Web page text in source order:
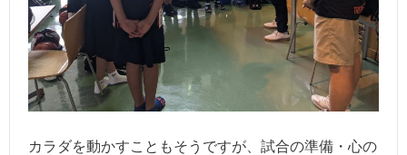
カラダを動かすこともそうですが、試合の準備・心の